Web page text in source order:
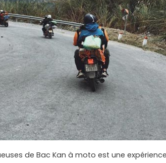
de Bac Kan à moto est une